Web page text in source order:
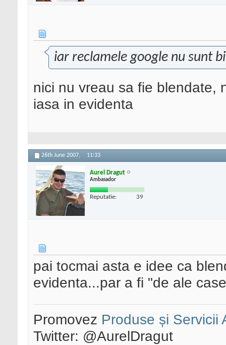
iar reclamele google nu sunt
nici nu vreau sa fie blendate,
iasa in evidenta
26th June 2007, 11:33
Aurel Dragut
Ambasador
Reputatie: 39
pai tocmai asta e idee ca
evidenta...par a fi "de ale
Promovez Produse și Servicii
Twitter: @AurelDragut